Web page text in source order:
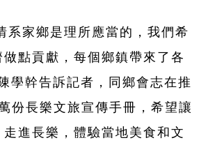
系家鄉是理所應當的，我們希
點貢獻，每個鄉鎮帶來了各
學幹告訴記者，同鄉會志在推
份長樂文旅宣傳手冊，希望讓
進長樂，體驗當地美食和文